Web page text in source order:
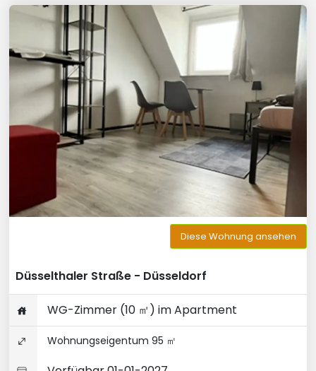
Diese Wohnung ansehen
Düsselthaler Straße - Düsseldorf
WG-Zimmer (10 ㎡) im Apartment
Wohnungseigentum 95 ㎡